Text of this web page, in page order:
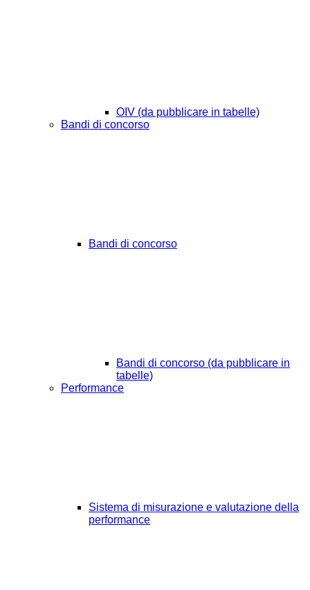
OIV (da pubblicare in tabelle)
Bandi di concorso
Bandi di concorso
Bandi di concorso (da pubblicare in
tabelle)
Performance
Sistema di misurazione e valutazione della
performance